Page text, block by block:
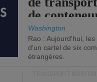
de
Washington
Rao : Aujourd'hui,
d'un cartel de six
étrangères.